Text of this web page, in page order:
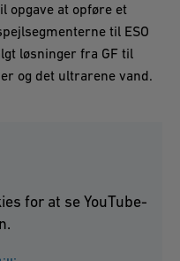
opgave at opføre et
til ESO
løsninger fra GF til
og det ultrarene vand.
for at se YouTube-